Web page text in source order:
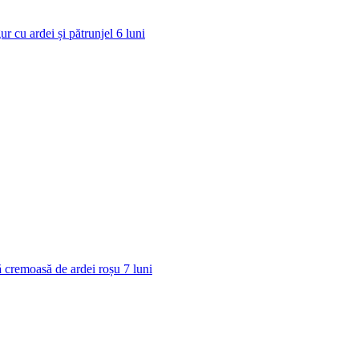
cu ardei și pătrunjel 6 luni
cremoasă de ardei roșu 7 luni